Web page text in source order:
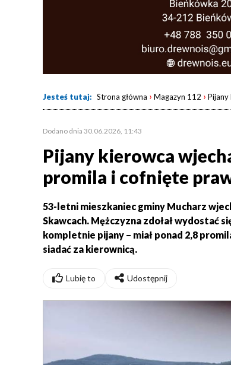
Jesteś tutaj: Strona główna › Magazyn 112 › Pijany
Dodano dnia 30.06.2026, 11:43
Pijany kierowca
promila i cofnięte
53-letni mieszkaniec gminy Mucharz
Skawcach. Mężczyzna zdołał wydostać
kompletnie pijany – miał ponad 2,8
siadać za kierownicą.
Lubię to Udostępnij